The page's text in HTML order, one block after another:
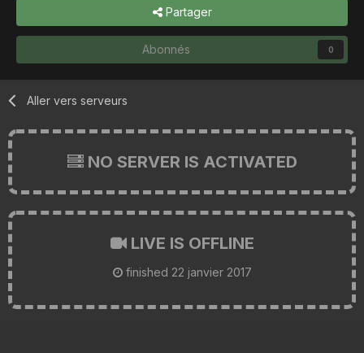
Partager
Abonnés 0
Aller vers serveurs
NO SERVER IS ACTIVATED
LIVE IS OFFLINE
finished 22 janvier 2017